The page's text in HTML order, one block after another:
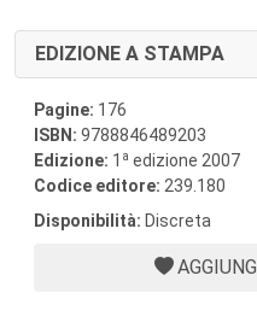
EDIZIONE A STAMPA
Pagine: 176
ISBN: 9788846489203
Edizione: 1 a edizione 2007
Codice editore: 239.180
Disponibilità: Discreta